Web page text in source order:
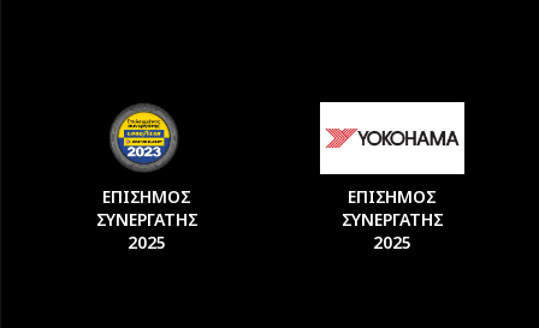
ΕΠΙΣΗΜΟΣ
ΣΥΝΕΡΓΑΤΗΣ
2025
ΕΠΙΣΗΜΟΣ
ΣΥΝΕΡΓΑΤΗΣ
2025